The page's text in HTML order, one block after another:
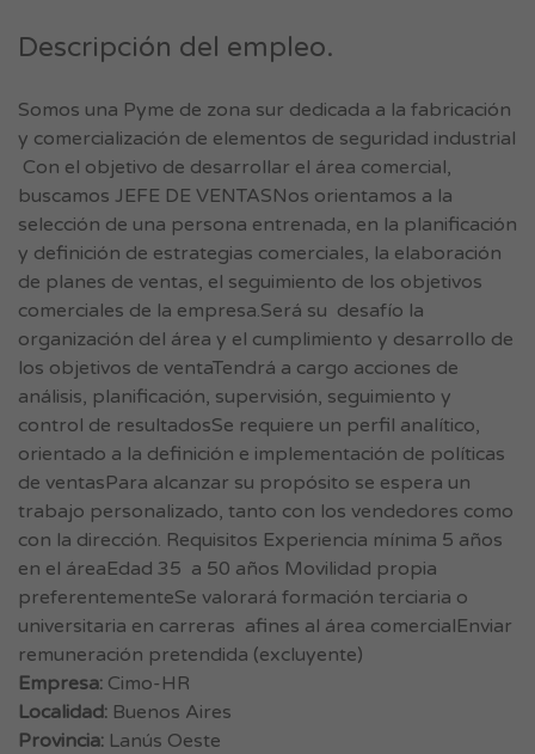
Descripción del empleo.
Somos una Pyme de zona sur dedicada a la fabricación
y comercialización de elementos de seguridad industrial
Con el objetivo de desarrollar el área comercial,
buscamos JEFE DE VENTASNos orientamos a la
selección de una persona entrenada, en la planificación
y definición de estrategias comerciales, la elaboración
de planes de ventas, el seguimiento de los objetivos
comerciales de la empresa.Será su desafío la
organización del área y el cumplimiento y desarrollo de
los objetivos de ventaTendrá a cargo acciones de
análisis, planificación, supervisión, seguimiento y
control de resultadosSe requiere un perfil analítico,
orientado a la definición e implementación de políticas
de ventasPara alcanzar su propósito se espera un
trabajo personalizado, tanto con los vendedores como
con la dirección. Requisitos Experiencia mínima 5 años
en el áreaEdad 35 a 50 años Movilidad propia
preferentementeSe valorará formación terciaria o
universitaria en carreras afines al área comercialEnviar
remuneración pretendida (excluyente)
Empresa: Cimo-HR
Localidad: Buenos Aires
Provincia: Lanús Oeste